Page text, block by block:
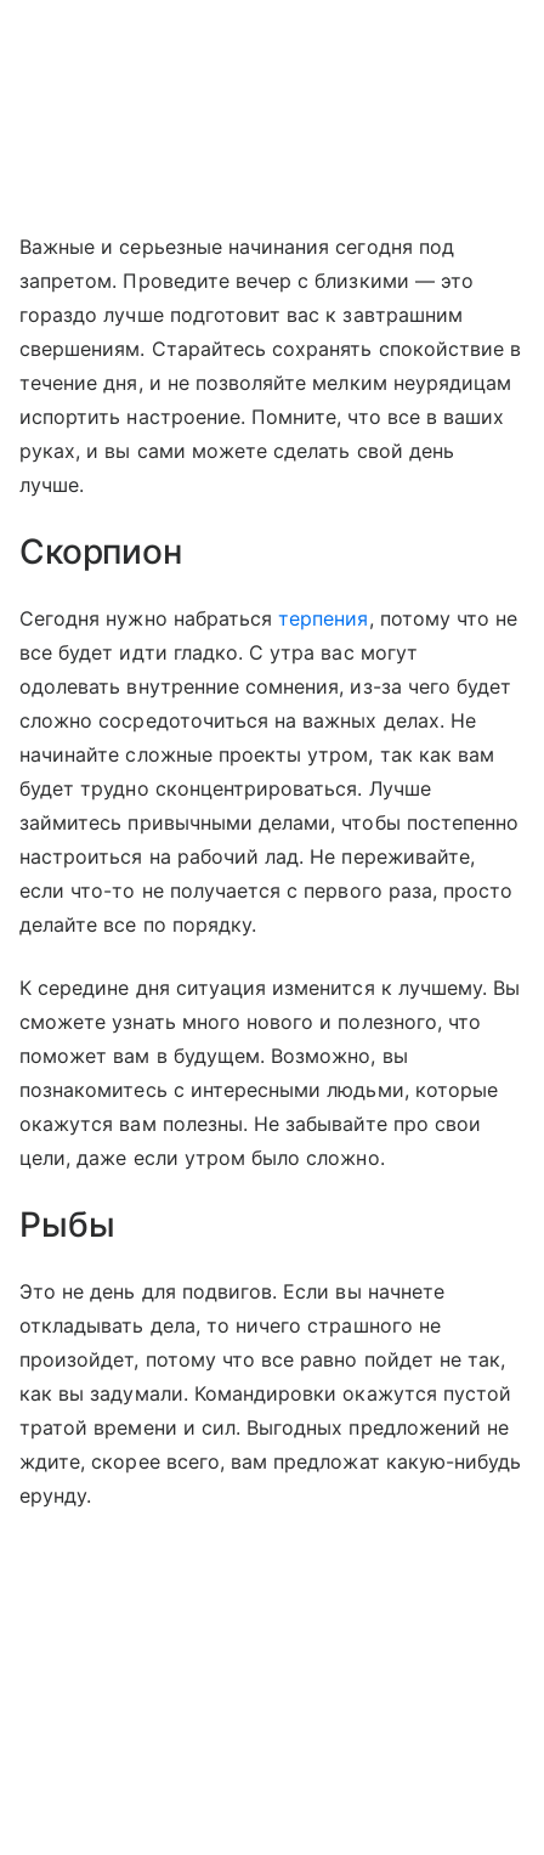
Важные и серьезные начинания сегодня под
запретом. Проведите вечер с близкими — это
гораздо лучше подготовит вас к завтрашним
свершениям. Старайтесь сохранять спокойствие в
течение дня, и не позволяйте мелким неурядицам
испортить настроение. Помните, что все в ваших
руках, и вы сами можете сделать свой день
лучше.
Скорпион
Сегодня нужно набратьсятерпения, потому что не
все будет идти гладко. С утра вас могут
одолевать внутренние сомнения, из-за чего будет
сложно сосредоточиться на важных делах. Не
начинайте сложные проекты утром, так как вам
будет трудно сконцентрироваться. Лучше
займитесь привычными делами, чтобы постепенно
настроиться на рабочий лад. Не переживайте,
если что-то не получается с первого раза, просто
делайте все по порядку.
К середине дня ситуация изменится к лучшему. Вы
сможете узнать много нового и полезного, что
поможет вам в будущем. Возможно, вы
познакомитесь с интересными людьми, которые
окажутся вам полезны. Не забывайте про свои
цели, даже если утром было сложно.
Рыбы
Это не день для подвигов. Если вы начнете
откладывать дела, то ничего страшного не
произойдет, потому что все равно пойдет не так,
как вы задумали. Командировки окажутся пустой
тратой времени и сил. Выгодных предложений не
ждите, скорее всего, вам предложат какую-нибудь
ерунду.